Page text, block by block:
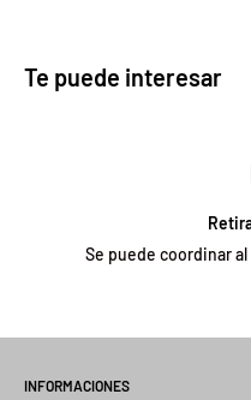
Te puede interesar
Se puede coordinar
INFORMACIONES